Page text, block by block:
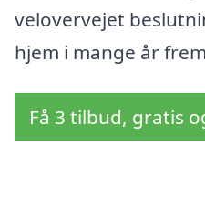
velovervejet
hjem i mange år
Få 3 tilbud, gratis